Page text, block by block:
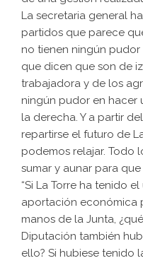
La secretaria general
partidos que parece
no tienen ningún pudor
que dicen que son de
trabajadora y de los
ningún pudor en hacer
la derecha. Y a partir
repartirse el futuro de
podemos relajar. Todo
sumar y aunar para que
“Si La Torre ha tenido
aportación económica
manos de la Junta,
Diputación también
ello? Si hubiese tenido